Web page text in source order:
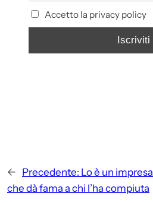
Accetto la privacy policy
← Precedente: Lo è un impresa
che dà fama a chi l’ha compiuta